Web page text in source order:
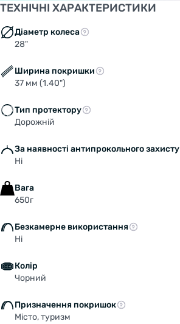
ТЕХНІЧНІ ХАРАКТЕРИСТИКИ
Діаметр колеса
28"
Ширина покришки
37 мм (1.40")
Тип протектору
Дорожній
За наявності антипрокольного захисту
Ні
Вага
650г
Безкамерне використання
Ні
Колір
Чорний
Призначення покришок
Місто, туризм